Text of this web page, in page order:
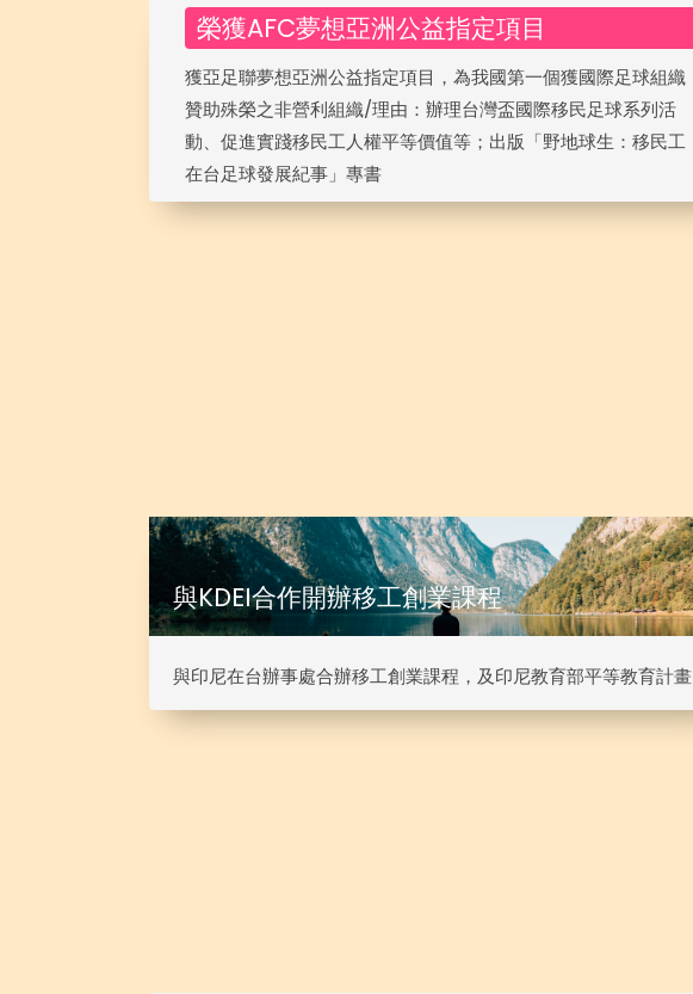
榮獲AFC夢想亞洲公益指定項目
獲亞足聯夢想亞洲公益指定項目，為我國第一個獲國際足球組織
贊助殊榮之非營利組織/理由：辦理台灣盃國際移民足球系列活
動、促進實踐移民工人權平等價值等；出版「野地球生：移民工
在台足球發展紀事」專書
與KDEI合作開辦移工創業課程
與印尼在台辦事處合辦移工創業課程，及印尼教育部平等教育計畫